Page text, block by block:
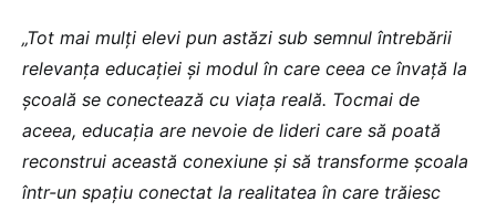
„Tot mai mulți elevi pun astăzi sub semnul întrebării
relevanța educației și modul în care ceea ce învață la
școală se conectează cu viața reală. Tocmai de
aceea, educația are nevoie de lideri care să poată
reconstrui această conexiune și să transforme școala
într-un spațiu conectat la realitatea în care trăiesc